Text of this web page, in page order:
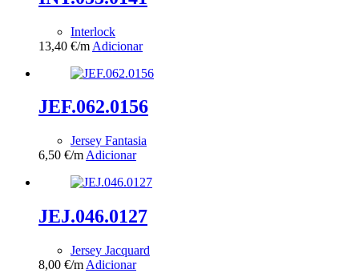
Interlock
13,40 €/m Adicionar
JEF.062.0156
Jersey Fantasia
6,50 €/m Adicionar
JEJ.046.0127
Jersey Jacquard
8,00 €/m Adicionar